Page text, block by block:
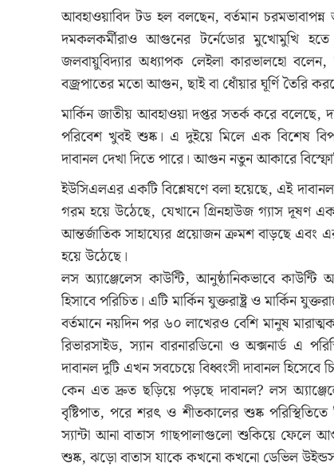
আবহাওয়াবিদ টড হল বলছেন, বর্তমান চরমভাবাপন্ন
দমকলকর্মীরাও আগুনের টর্নেডোর মুখোমুখি হতে
জলবায়ুবিদ্যার অধ্যাপক লেইলা কারভালহো
বজ্রপাতের মতো আগুন, ছাই বা ধোঁয়ার ঘূর্ণি তৈরি
মার্কিন জাতীয় আবহাওয়া দপ্তর সতর্ক করে বলেছে,
পরিবেশ খুবই শুষ্ক। এ দুইয়ে মিলে এক বিশেষ
দাবানল দেখা দিতে পারে। আগুন নতুন আকারে
ইউসিএলএর একটি বিশ্লেষণে বলা হয়েছে, এই
গরম হয়ে উঠেছে, যেখানে গ্রিনহাউজ গ্যাস দূষণ
আন্তর্জাতিক সাহায্যের প্রয়োজন ক্রমশ বাড়ছে এবং
হয়ে উঠেছে।
লস অ্যাঞ্জেলেস কাউন্টি, আনুষ্ঠানিকভাবে
হিসাবে পরিচিত। এটি মার্কিন যুক্তরাষ্ট্র ও মার্কিন
বর্তমানে নয়দিন পর ৬০ লাখেরও বেশি মানুষ
রিভারসাইড, স্যান বারনারডিনো ও অক্সনার্ড এ
দাবানল দুটি এখন সবচেয়ে বিধ্বংসী দাবানল হিসেবে
কেন এত দ্রুত ছড়িয়ে পড়ছে দাবানল? লস
বৃষ্টিপাত, পরে শরৎ ও শীতকালের শুষ্ক
স্যান্টা আনা বাতাস গাছপালাগুলো শুকিয়ে ফেলে
শুষ্ক, ঝড়ো বাতাস যাকে কখনো কখনো ডেভিল